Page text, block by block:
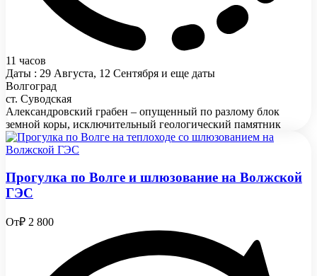
11 часов
Даты : 29 Августа, 12 Сентября и еще даты
Волгоград
ст. Суводская
Александровский грабен – опущенный по разлому блок
земной коры, исключительный геологический памятник
Прогулка по Волге и шлюзование на Волжской
ГЭС
От₽ 2 800